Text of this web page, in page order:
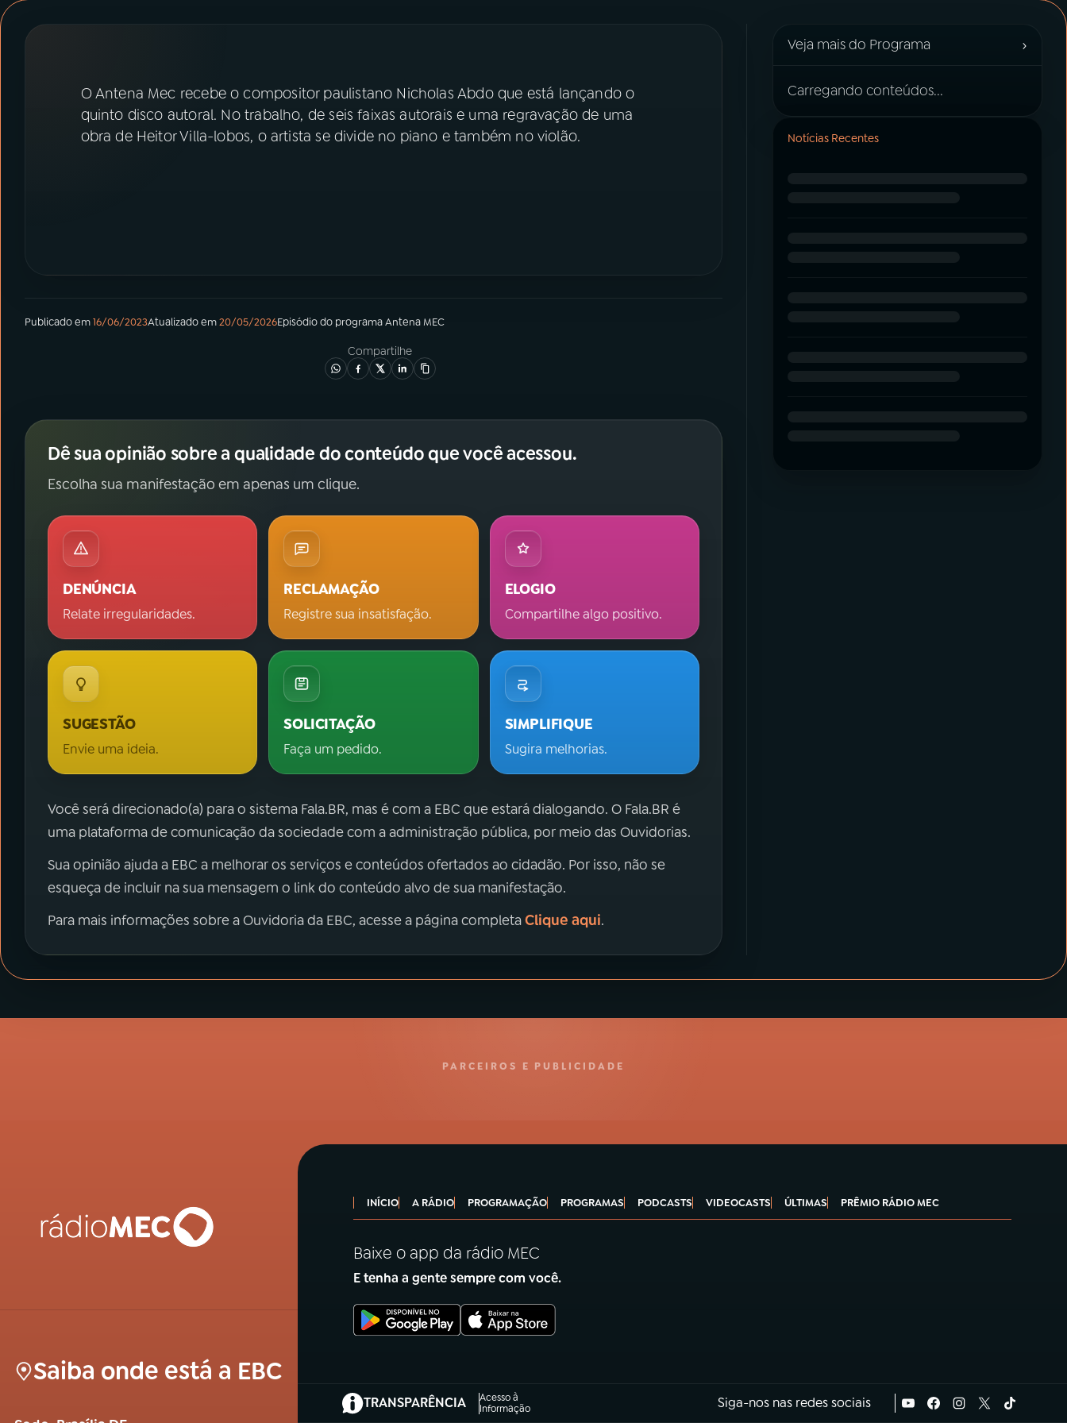
ACOMPANHE A RÁDIO MEC
YouTube Facebook
O Antena Mec recebe o compositor paulistano Nicholas Abdo que está lançando o
quinto disco autoral. No trabalho, de seis faixas autorais e uma regravação de uma
obra de Heitor Villa-lobos, o artista se divide no piano e também no violão.
Publicado em16/06/2023Atualizado em20/05/2026Episódiodo programaAntena MEC
Compartilhe
Dê sua opinião sobre a qualidade do conteúdo que você acessou.
Escolha sua manifestação em apenas um clique.
DENÚNCIA
Relate irregularidades.
RECLAMAÇÃO
Registre sua insatisfação.
ELOGIO
Compartilhe algo positivo.
SUGESTÃO
Envie uma ideia.
SOLICITAÇÃO
Faça um pedido.
SIMPLIFIQUE
Sugira melhorias.
Você será direcionado(a) para o sistema Fala.BR, mas é com a EBC que estará dialogando. O Fala.BR é
uma plataforma de comunicação da sociedade com a administração pública, por meio das Ouvidorias.
Sua opinião ajuda a EBC a melhorar os serviços e conteúdos ofertados ao cidadão. Por isso, não se
esqueça de incluir na sua mensagem o link do conteúdo alvo de sua manifestação.
Para mais informações sobre a Ouvidoria da EBC, acesse a página completaClique aqui.
Veja mais do Programa ›
Carregando conteúdos...
Notícias Recentes
PARCEIROS E PUBLICIDADE
Saiba onde está a EBC
INÍCIO A RÁDIO PROGRAMAÇÃO PROGRAMAS PODCASTS VIDEOCASTS ÚLTIMAS PRÊMIO RÁDIO MEC
Baixe o app da rádio MEC
E tenha a gente sempre com você.
TRANSPARÊNCIA
Acesso à
Informação
(abre em nova aba) Siga-nos nas redes sociais